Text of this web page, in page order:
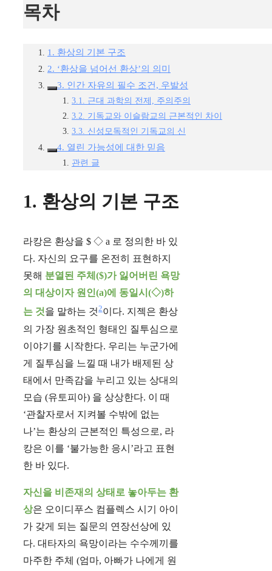
목차
1. 환상의 기본 구조
2. ‘환상을 넘어선 환상’의 의미
3. 인간 자유의 필수 조건, 우발성
3.1. 근대 과학의 전제, 주의주의
3.2. 기독교와 이슬람교의 근본적인 차이
3.3. 신성모독적인 기독교의 신
4. 열린 가능성에 대한 믿음
관련 글
1. 환상의 기본 구조
라캉은 환상을 $ ◇ a 로 정의한 바 있
다. 자신의 요구를 온전히 표현하지
못해 분열된 주체($)가 잃어버린 욕망
의 대상이자 원인(a)에 동일시(◇)하
는 것을 말하는 것2이다. 지젝은 환상
의 가장 원초적인 형태인 질투심으로
이야기를 시작한다. 우리는 누군가에
게 질투심을 느낄 때 내가 배제된 상
태에서 만족감을 누리고 있는 상대의
모습 (유토피아) 을 상상한다. 이 때
‘관찰자로서 지켜볼 수밖에 없는
나’는 환상의 근본적인 특성으로, 라
캉은 이를 ‘불가능한 응시’라고 표현
한 바 있다.
자신을 비존재의 상태로 놓아두는 환
상은 오이디푸스 컴플렉스 시기 아이
가 갖게 되는 질문의 연장선상에 있
다. 대타자의 욕망이라는 수수께끼를
마주한 주체 (엄마, 아빠가 나에게 원